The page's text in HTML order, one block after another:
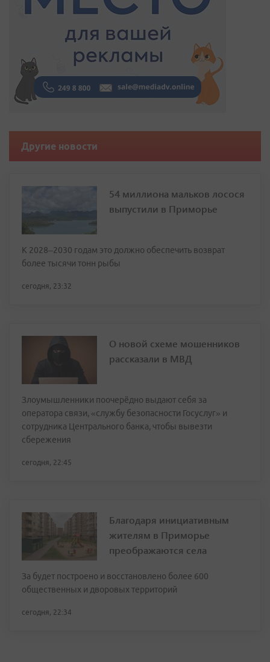
Другие новости
54 миллиона мальков лосося
выпустили в Приморье
К 2028–2030 годам это должно обеспечить возврат
более тысячи тонн рыбы
сегодня, 23:32
О новой схеме мошенников
рассказали в МВД
Злоумышленники поочерёдно выдают себя за
оператора связи, «службу безопасности Госуслуг» и
сотрудника Центрального банка, чтобы вывезти
сбережения
сегодня, 22:45
Благодаря инициативным
жителям в Приморье
преображаются села
За будет построено и восстановлено более 600
общественных и дворовых территорий
сегодня, 22:34